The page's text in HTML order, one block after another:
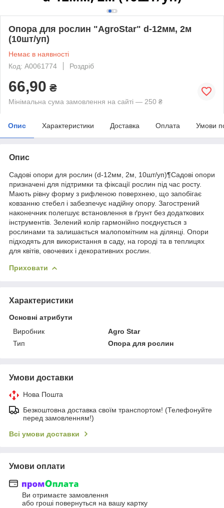
Опора для рослин "AgroStar" d-12мм, 2м
(10шт/уп)
Немає в наявності
Код: А0061774
Роздріб
66,90 ₴
Мінімальна сума замовлення на сайті — 250 ₴
Опис Характеристики Доставка Оплата Умови
Опис
Садові опори для рослин (d-12мм, 2м, 10шт/уп)¶Садові опори
призначені для підтримки та фіксації рослин під час росту.
Мають рівну форму з рифленою поверхнею, що запобігає
ковзанню стебел і забезпечує надійну опору. Загострений
наконечник полегшує встановлення в ґрунт без додаткових
інструментів. Зелений колір гармонійно поєднується з
рослинами та залишається малопомітним на ділянці. Опори
підходять для використання в саду, на городі та в теплицях
для квітів, овочевих і декоративних рослин.
Приховати
Характеристики
Основні атрибути
Виробник
Agro Star
Тип
Опора для рослин
Умови доставки
Нова Пошта
Безкоштовна доставка своїм транспортом! (Телефонуйте
перед замовленням!)
Всі умови доставки
Умови оплати
Ви отримаєте замовлення
або гроші повернуться на вашу картку